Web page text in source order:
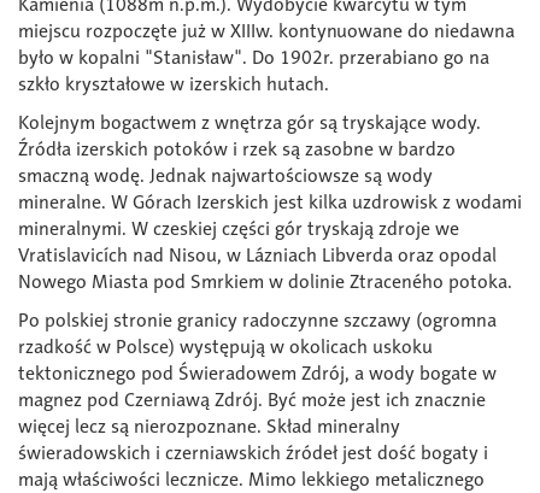
miejscu rozpoczęte już w XIIIw. kontynuowane do niedawna
było w kopalni "Stanisław". Do 1902r. przerabiano go na
szkło kryształowe w izerskich hutach.
Kolejnym bogactwem z wnętrza gór są tryskające wody.
Źródła izerskich potoków i rzek są zasobne w bardzo
smaczną wodę. Jednak najwartościowsze są wody
mineralne. W Górach Izerskich jest kilka uzdrowisk z wodami
mineralnymi. W czeskiej części gór tryskają zdroje we
Vratislavicích nad Nisou, w Lázniach Libverda oraz opodal
Nowego Miasta pod Smrkiem w dolinie Ztraceného potoka.
Po polskiej stronie granicy radoczynne szczawy (ogromna
rzadkość w Polsce) występują w okolicach uskoku
tektonicznego pod Świeradowem Zdrój, a wody bogate w
magnez pod Czerniawą Zdrój. Być może jest ich znacznie
więcej lecz są nierozpoznane. Skład mineralny
świeradowskich i czerniawskich źródeł jest dość bogaty i
mają właściwości lecznicze. Mimo lekkiego metalicznego